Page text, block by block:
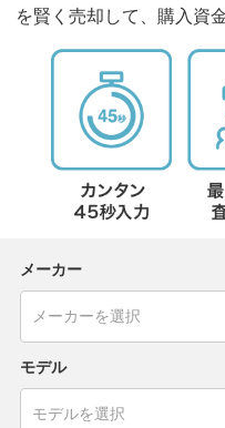
を賢く売却して、購入資
メーカー
モデル